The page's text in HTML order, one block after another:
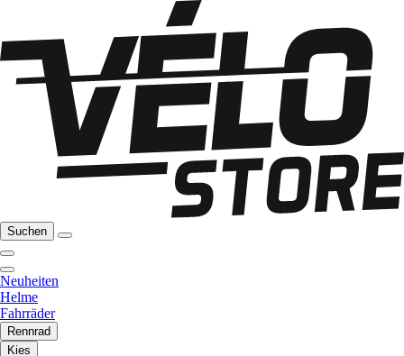
Suchen
Neuheiten
Helme
Fahrräder
Rennrad
Kies